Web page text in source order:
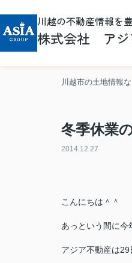
川越の不動産情報を
株式会社 アジ
川越市の土地情報
冬季休業
2014.12.27
こんにちは＾＾
あっという間に今
アジア不動産は29